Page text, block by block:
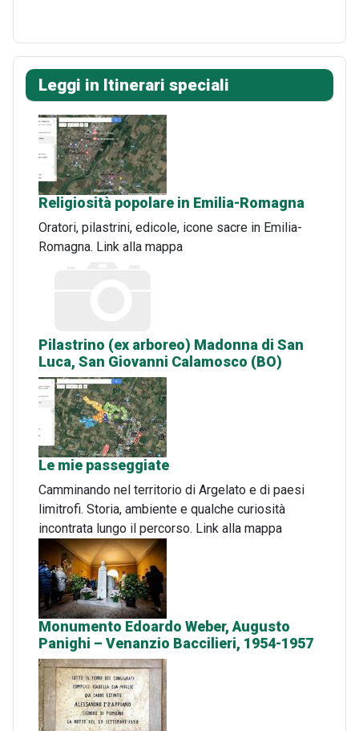
Leggi in Itinerari speciali
Religiosità popolare in Emilia-Romagna
Oratori, pilastrini, edicole, icone sacre in Emilia-
Romagna. Link alla mappa
Pilastrino (ex arboreo) Madonna di San
Luca, San Giovanni Calamosco (BO)
Le mie passeggiate
Camminando nel territorio di Argelato e di paesi
limitrofi. Storia, ambiente e qualche curiosità
incontrata lungo il percorso. Link alla mappa
Monumento Edoardo Weber, Augusto
Panighi – Venanzio Baccilieri, 1954-1957